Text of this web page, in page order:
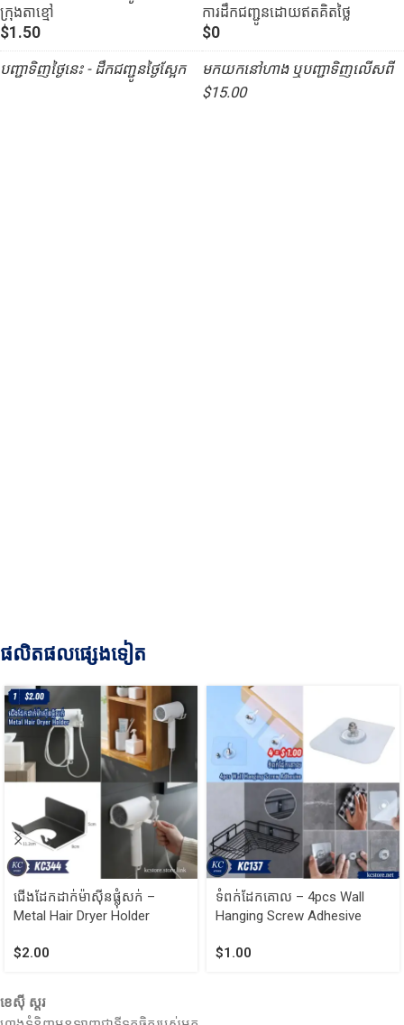
ក្រុងតាខ្មៅ
$1.50
បញ្ជាទិញថ្ងៃនេះ - ដឹកជញ្ជូនថ្ងៃស្អែក
ការដឹកជញ្ជូនដោយឥតគិតថ្លៃ
$0
មកយកនៅហាង ឬបញ្ជាទិញលើសពី
$15.00
ផលិតផលផ្សេងទៀត
ជើងដែកដាក់ម៉ាស៊ីនផ្លុំសក់ –
Metal Hair Dryer Holder
$2.00
ទំពក់ដែកគោល – 4pcs Wall
Hanging Screw Adhesive
$1.00
ខេស៊ី ស្តរ